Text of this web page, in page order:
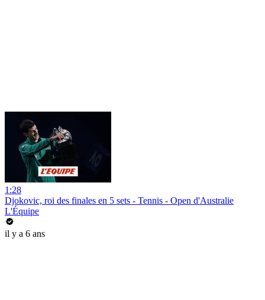
1:28
Djokovic, roi des finales en 5 sets - Tennis - Open d'Australie
L'Équipe
il y a 6 ans